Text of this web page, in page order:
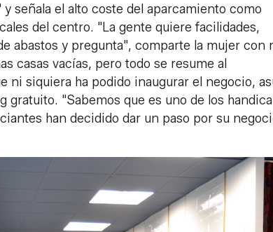
señala el alto coste del aparcamiento como
del centro. "La gente quiere facilidades,
abastos y pregunta", comparte la mujer con
casas vacías, pero todo se resume al
ni siquiera ha podido inaugurar el negocio,
gratuito. "Sabemos que es uno de los
han decidido dar un paso por su